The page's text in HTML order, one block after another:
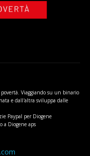
Viaggiando su un binario
e dall'altra sviluppa dalle
Paypal per Diogene
a Diogene aps